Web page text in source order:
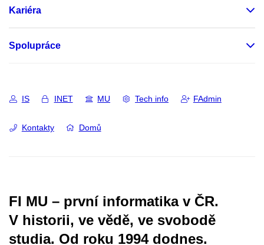
Kariéra
Spolupráce
IS INET MU Tech info FAdmin
Kontakty Domů
FI MU – první informatika v ČR.
V historii, ve vědě, ve svobodě
studia. Od roku 1994 dodnes.